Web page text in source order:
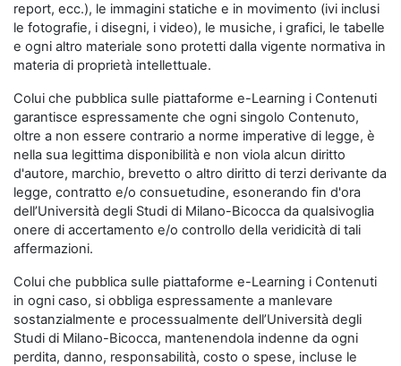
report, ecc.), le immagini statiche e in movimento (ivi inclusi
le fotografie, i disegni, i video), le musiche, i grafici, le tabelle
e ogni altro materiale sono protetti dalla vigente normativa in
materia di proprietà intellettuale.
Colui che pubblica sulle piattaforme e-Learning i Contenuti
garantisce espressamente che ogni singolo Contenuto,
oltre a non essere contrario a norme imperative di legge, è
nella sua legittima disponibilità e non viola alcun diritto
d'autore, marchio, brevetto o altro diritto di terzi derivante da
legge, contratto e/o consuetudine, esonerando fin d'ora
dell’Università degli Studi di Milano-Bicocca da qualsivoglia
onere di accertamento e/o controllo della veridicità di tali
affermazioni.
Colui che pubblica sulle piattaforme e-Learning i Contenuti
in ogni caso, si obbliga espressamente a manlevare
sostanzialmente e processualmente dell’Università degli
Studi di Milano-Bicocca, mantenendola indenne da ogni
perdita, danno, responsabilità, costo o spese, incluse le